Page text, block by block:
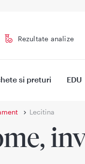
Rezultate analize
si preturi EDU
Lecitina